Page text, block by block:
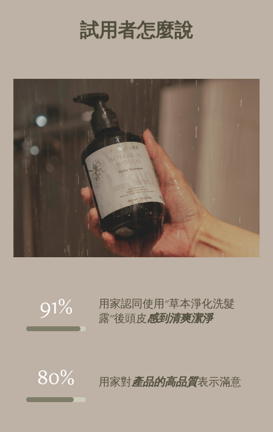
試用者怎麼說
91%
用家認同使用"草本淨化洗髮
露"後頭皮感到清爽潔淨
80% 用家對產品的高品質表示滿意